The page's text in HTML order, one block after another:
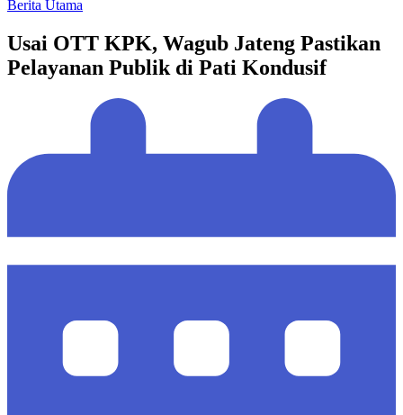
Berita Utama
Usai OTT KPK, Wagub Jateng Pastikan
Pelayanan Publik di Pati Kondusif